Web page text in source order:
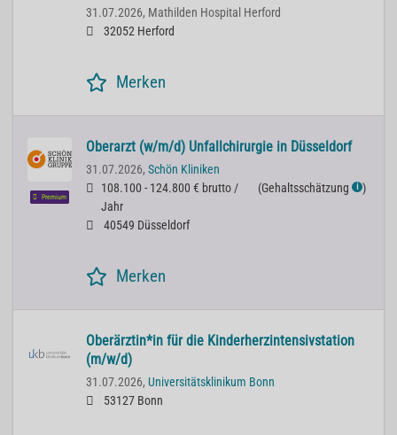
31.07.2026, Mathilden Hospital Herford
32052 Herford
Merken
Premium
Oberarzt (w/m/d) Unfallchirurgie in Düsseldorf
31.07.2026, Schön Kliniken
108.100 - 124.800 € brutto /
Jahr
(Gehaltsschätzung ℹ )
40549 Düsseldorf
Merken
Oberärztin*in für die Kinderherzintensivstation
(m/w/d)
31.07.2026, Universitätsklinikum Bonn
53127 Bonn